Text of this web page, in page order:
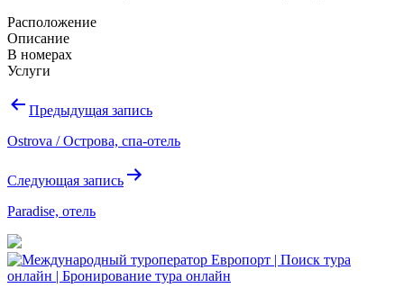
Расположение
Описание
В номерах
Услуги
Навигация
записям
Предыдущая запись
Ostrova / Острова, спа-отель
Следующая запись
Paradise, отель